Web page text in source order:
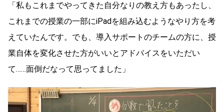
「私もこれまでやってきた自分なりの教え方もあったし、
これまでの授業の一部にiPadを組み込むようなやり方を考
えていたんです。でも、導入サポートのチームの方に、授
業自体を変化させた方がいいとアドバイスをいただい
て……面倒だなって思ってました」